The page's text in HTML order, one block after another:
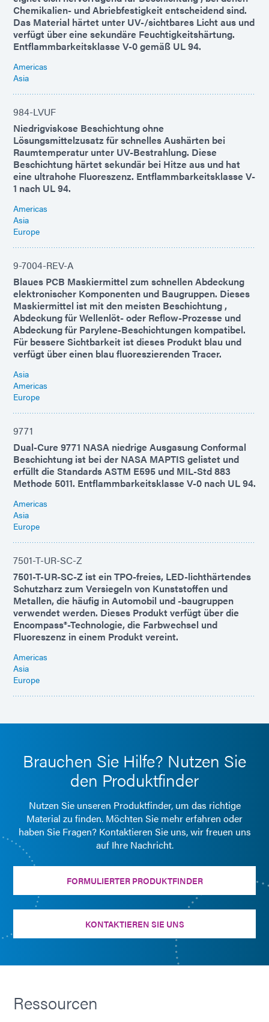
Chemikalien- und Abriebfestigkeit entscheidend sind.
Das Material härtet unter UV-/sichtbares Licht aus und
verfügt über eine sekundäre Feuchtigkeitshärtung.
Entflammbarkeitsklasse V-0 gemäß UL 94.
Americas
Asia
984-LVUF
Niedrigviskose Beschichtung ohne
Lösungsmittelzusatz für schnelles Aushärten bei
Raumtemperatur unter UV-Bestrahlung. Diese
Beschichtung härtet sekundär bei Hitze aus und hat
eine ultrahohe Fluoreszenz. Entflammbarkeitsklasse V-
1 nach UL 94.
Americas
Asia
Europe
9-7004-REV-A
Blaues PCB Maskiermittel zum schnellen Abdeckung
elektronischer Komponenten und Baugruppen. Dieses
Maskiermittel ist mit den meisten Beschichtung ,
Abdeckung für Wellenlöt- oder Reflow-Prozesse und
Abdeckung für Parylene-Beschichtungen kompatibel.
Für bessere Sichtbarkeit ist dieses Produkt blau und
verfügt über einen blau fluoreszierenden Tracer.
Asia
Americas
Europe
9771
Dual-Cure 9771 NASA niedrige Ausgasung Conformal
Beschichtung ist bei der NASA MAPTIS gelistet und
erfüllt die Standards ASTM E595 und MIL-Std 883
Methode 5011. Entflammbarkeitsklasse V-0 nach UL 94.
Americas
Asia
Europe
7501-T-UR-SC-Z
7501-T-UR-SC-Z ist ein TPO-freies, LED-lichthärtendes
Schutzharz zum Versiegeln von Kunststoffen und
Metallen, die häufig in Automobil und -baugruppen
verwendet werden. Dieses Produkt verfügt über die
Encompass®-Technologie, die Farbwechsel und
Fluoreszenz in einem Produkt vereint.
Americas
Asia
Europe
Brauchen Sie Hilfe? Nutzen Sie
den Produktfinder
Nutzen Sie unseren Produktfinder, um das richtige
Material zu finden. Möchten Sie mehr erfahren oder
haben Sie Fragen? Kontaktieren Sie uns, wir freuen uns
auf Ihre Nachricht.
FORMULIERTER PRODUKTFINDER
KONTAKTIEREN SIE UNS
Ressourcen